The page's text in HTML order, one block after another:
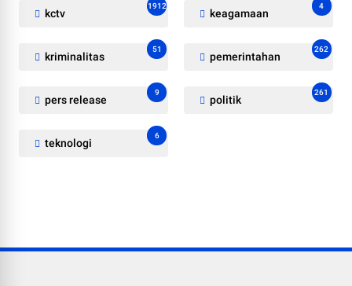
kctv
1912
keagamaan
4
kriminalitas
51
pemerintahan
262
pers release
9
politik
261
teknologi
6